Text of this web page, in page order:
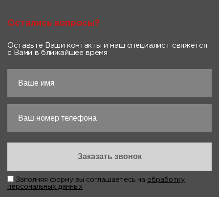
Остались вопросы?
Оставьте Ваши контакты и наш специалист свяжется
с Вами в ближайшее время
Заполняя форму вы соглашаетесь на обработку
персональных данных